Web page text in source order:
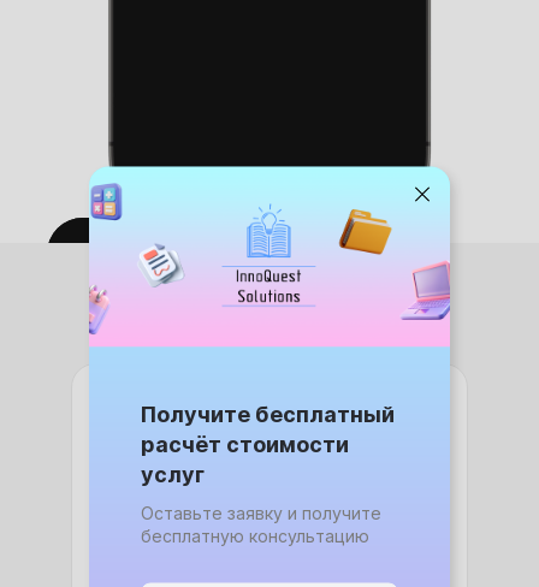
Запишитесь на
курс или
получите
Получите бесплатный
расчёт стоимости
услуг
Оставьте заявку и получите
бесплатную консультацию